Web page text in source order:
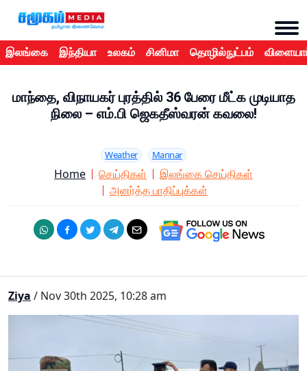
இலங்கை இந்தியா உலகம் சினிமா தொழில்நுட்பம்
மாந்தை, விநாயகர் புரத்தில் 36 பேரை மீட்க முடியாத
நிலை – எம்.பி ஜெகதீஸ்வரன் கவலை!
Weather Mannar
Home செய்திகள்
இலங்கை செய்திகள்
அனர்த்த பாதிப்புக்கள்
Ziya / Nov 30th 2025, 10:28 am